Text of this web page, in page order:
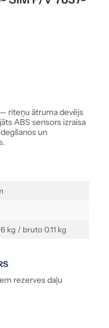
riteņu ātruma devējs
ABS sensors izraisa
un
kg / bruto 0.11 kg
rezerves daļu